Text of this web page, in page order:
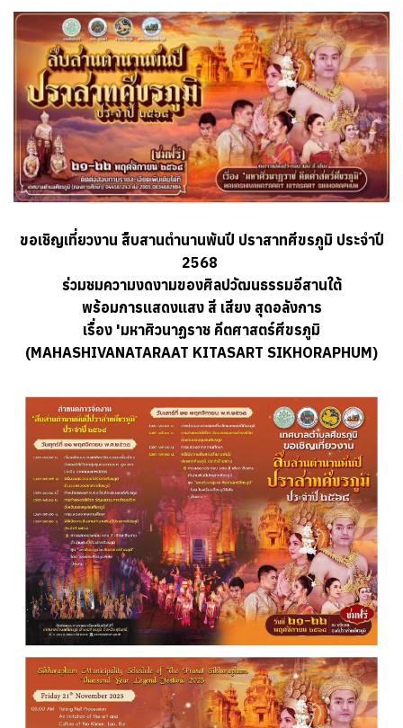
ขอเชิญเที่ยวงาน สืบสานตำนานพันปี ปราสาทศีขรภูมิ ประจำปี
2568
ร่วมชมความงดงามของศิลปวัฒนธรรมอีสานใต้
พร้อมการแสดงแสง สี เสียง สุดอลังการ
เรื่อง 'มหาศิวนาฏราช คีตศาสตร์ศีขรภูมิ
(MAHASHIVANATARAAT KITASART SIKHORAPHUM)